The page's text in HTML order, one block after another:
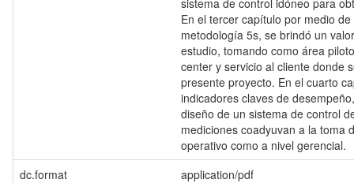
sistema de control idóneo para
En el tercer capítulo por medio
metodología 5s, se brindó un
estudio, tomando como área
center y servicio al cliente donde
presente proyecto. En el cuarto
indicadores claves de
diseño de un sistema de control
mediciones coadyuvan a la toma
operativo como a nivel gerencial.
dc.format
application/pdf